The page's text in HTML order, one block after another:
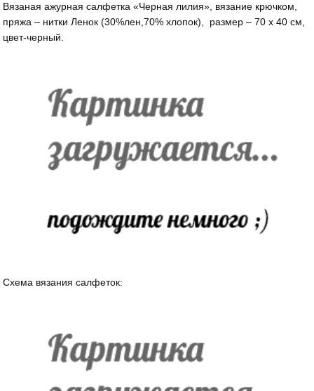
Вязаная ажурная салфетка «Черная лилия», вязание крючком,
пряжа – нитки Ленок (30%лен,70% хлопок), размер – 70 х 40 см,
цвет-черный.
Схема вязания салфеток: